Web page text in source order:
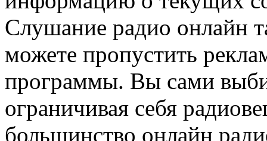
Слушание радио онлайн
можете пропустить
программы. Вы сами
ограничивая себя
большинство онлайн